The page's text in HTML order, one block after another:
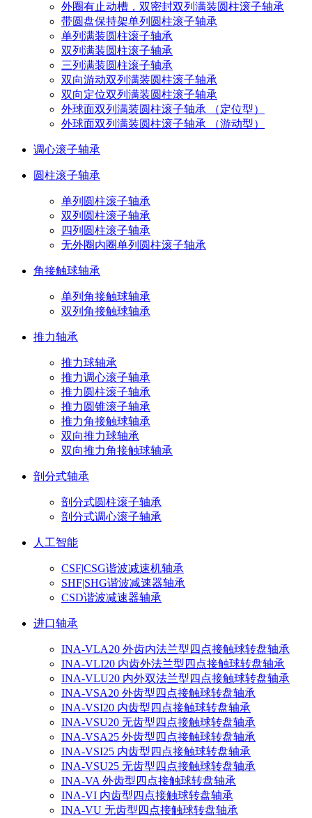
外圈有止动槽，双密封双列满装圆柱滚子轴承
带圆盘保持架单列圆柱滚子轴承
单列满装圆柱滚子轴承
双列满装圆柱滚子轴承
三列满装圆柱滚子轴承
双向游动双列满装圆柱滚子轴承
双向定位双列满装圆柱滚子轴承
外球面双列满装圆柱滚子轴承 （定位型）
外球面双列满装圆柱滚子轴承 （游动型）
调心滚子轴承
圆柱滚子轴承
单列圆柱滚子轴承
双列圆柱滚子轴承
四列圆柱滚子轴承
无外圈内圈单列圆柱滚子轴承
角接触球轴承
单列角接触球轴承
双列角接触球轴承
推力轴承
推力球轴承
推力调心滚子轴承
推力圆柱滚子轴承
推力圆锥滚子轴承
推力角接触球轴承
双向推力球轴承
双向推力角接触球轴承
剖分式轴承
剖分式圆柱滚子轴承
剖分式调心滚子轴承
人工智能
CSF|CSG谐波减速机轴承
SHF|SHG谐波减速器轴承
CSD谐波减速器轴承
进口轴承
INA-VLA20 外齿内法兰型四点接触球转盘轴承
INA-VLI20 内齿外法兰型四点接触球转盘轴承
INA-VLU20 内外双法兰型四点接触球转盘轴承
INA-VSA20 外齿型四点接触球转盘轴承
INA-VSI20 内齿型四点接触球转盘轴承
INA-VSU20 无齿型四点接触球转盘轴承
INA-VSA25 外齿型四点接触球转盘轴承
INA-VSI25 内齿型四点接触球转盘轴承
INA-VSU25 无齿型四点接触球转盘轴承
INA-VA 外齿型四点接触球转盘轴承
INA-VI 内齿型四点接触球转盘轴承
INA-VU 无齿型四点接触球转盘轴承